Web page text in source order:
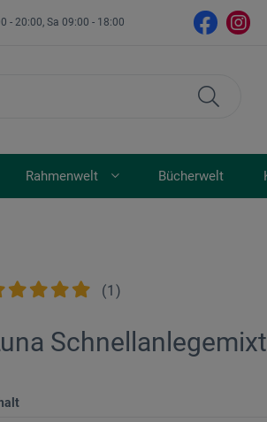
- 20:00, Sa 09:00 - 18:00
Rahmenwelt Bücherwelt
(1 )